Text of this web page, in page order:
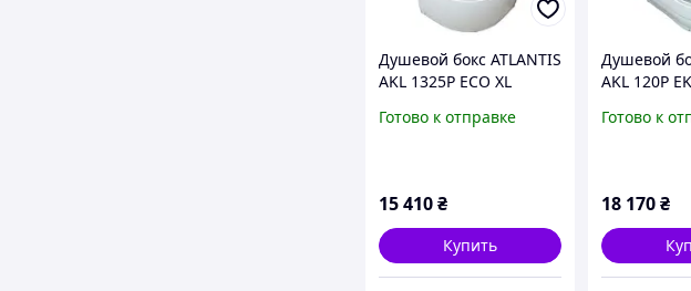
Душевой бокс ATLANTIS
AKL 1325P ECO XL
Готово к отправке
15 410₴
Купить
Душевой
AKL 120P
Готово к
18 170₴